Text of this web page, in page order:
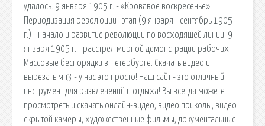
удалось. 9 января 1905 г. - «Кровавое воскресенье»
Периодизация революции I этап (9 января - сентябрь 1905
г.) - начало и развитие революции по восходящей линии. 9
января 1905 г. - расстрел мирной демонстрации рабочих.
Массовые беспорядки в Петербурге. Скачать видео и
вырезать мп3 - у нас это просто! Наш сайт - это отличный
инструмент для развлечений и отдыха! Вы всегда можете
просмотреть и скачать онлайн-видео, видео приколы, видео
скрытой камеры, художественные фильмы, документальные